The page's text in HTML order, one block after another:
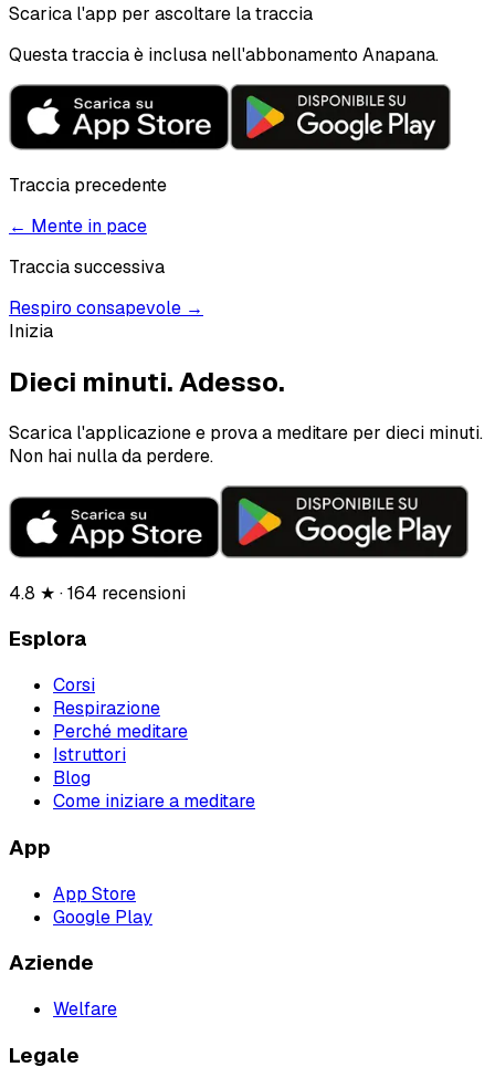
Scarica l'app per ascoltare la traccia
Questa traccia è inclusa nell'abbonamento Anapana.
Traccia precedente
← Mente in pace
Traccia successiva
Respiro consapevole →
Inizia
Dieci minuti.Adesso.
Scarica l'applicazione e prova a meditare per dieci minuti.
Non hai nulla da perdere.
4.8 ★ · 164 recensioni
Esplora
Corsi
Respirazione
Perché meditare
Istruttori
Blog
Come iniziare a meditare
App
App Store
Google Play
Aziende
Welfare
Legale